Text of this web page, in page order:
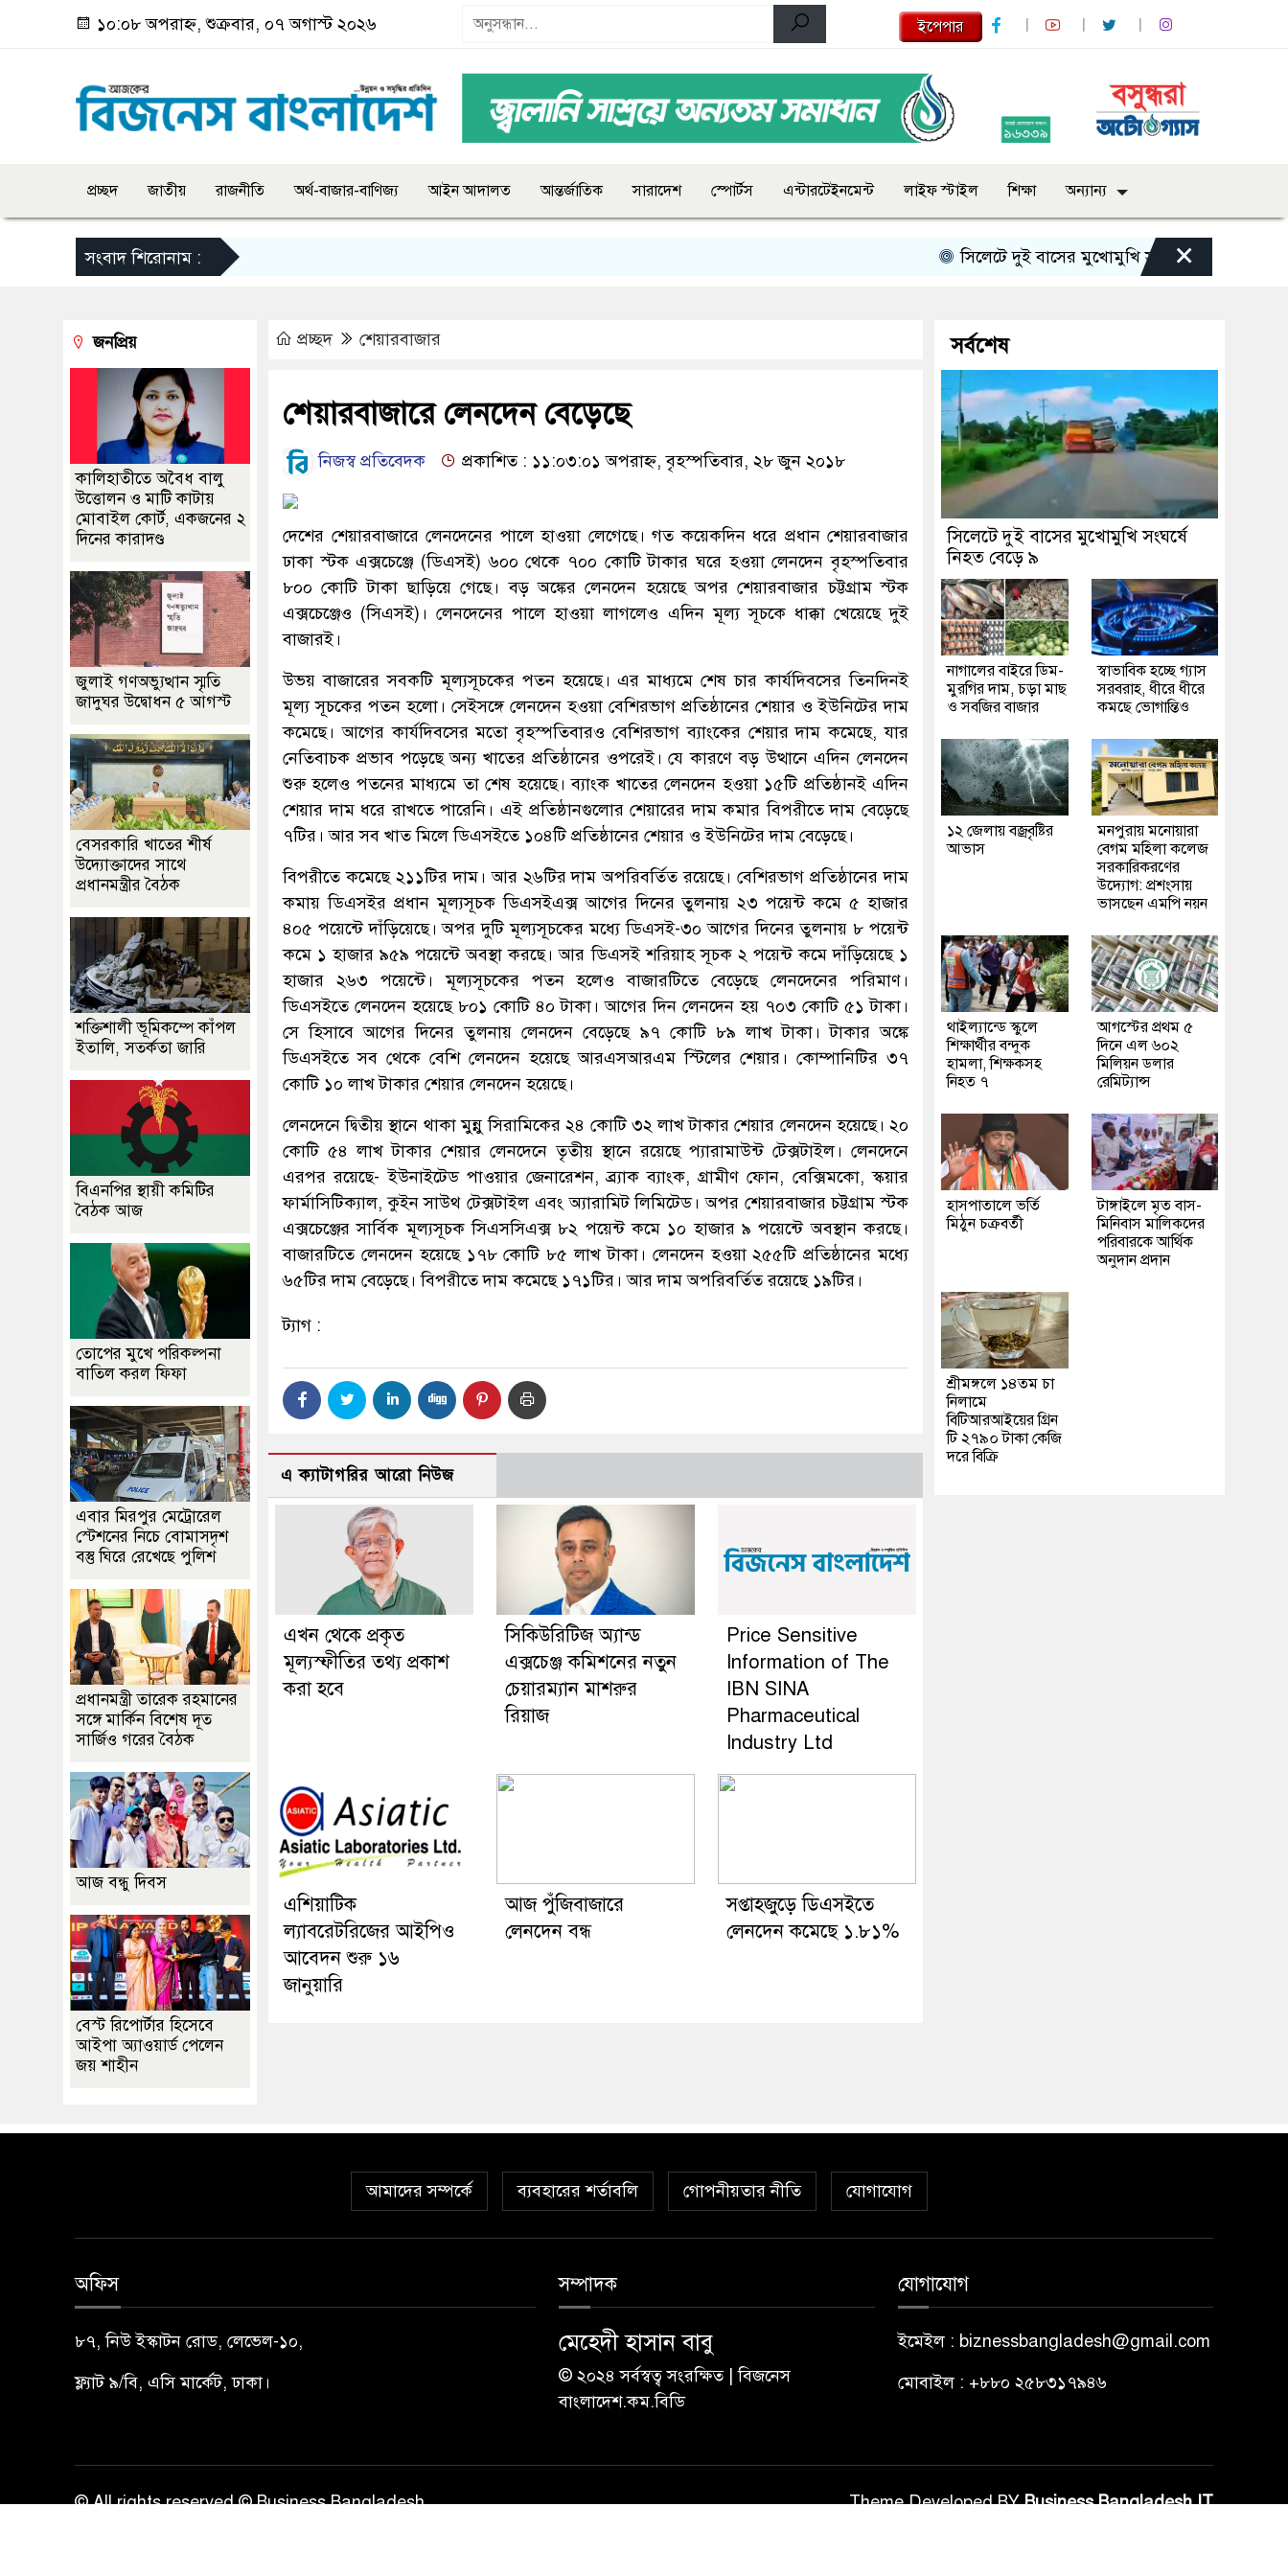
১০:০৮ অপরাহ্ন, শুক্রবার, ০৭ অগাস্ট ২০২৬ ইপেপার
প্রচ্ছদ জাতীয় রাজনীতি অর্থ-বাজার-বাণিজ্য আইন আদালত আন্তর্জাতিক সারাদেশ স্পোর্টস এন্টারটেইনমেন্ট লাইফ স্টাইল শিক্ষা অন্যান্য
সংবাদ শিরোনাম : সিলেটে দুই বাসের মুখোমুখি সংঘর্ষে নিহত বেড়ে ৯
×
প্রচ্ছদ শেয়ারবাজার
শেয়ারবাজারে লেনদেন বেড়েছে
নিজস্ব প্রতিবেদক প্রকাশিত : ১১:০৩:০১ অপরাহ্ন, বৃহস্পতিবার, ২৮ জুন ২০১৮
দেশের শেয়ারবাজারে লেনদেনের পালে হাওয়া লেগেছে। গত কয়েকদিন ধরে প্রধান শেয়ারবাজার
ঢাকা স্টক এক্সচেঞ্জে (ডিএসই) ৬০০ থেকে ৭০০ কোটি টাকার ঘরে হওয়া লেনদেন বৃহস্পতিবার
৮০০ কোটি টাকা ছাড়িয়ে গেছে। বড় অঙ্কের লেনদেন হয়েছে অপর শেয়ারবাজার চট্টগ্রাম স্টক
এক্সচেঞ্জেও (সিএসই)। লেনদেনের পালে হাওয়া লাগলেও এদিন মূল্য সূচকে ধাক্কা খেয়েছে দুই
বাজারই।
উভয় বাজারের সবকটি মূল্যসূচকের পতন হয়েছে। এর মাধ্যমে শেষ চার কার্যদিবসের তিনদিনই
মূল্য সূচকের পতন হলো। সেইসঙ্গে লেনদেন হওয়া বেশিরভাগ প্রতিষ্ঠানের শেয়ার ও ইউনিটের দাম
কমেছে। আগের কার্যদিবসের মতো বৃহস্পতিবারও বেশিরভাগ ব্যাংকের শেয়ার দাম কমেছে, যার
নেতিবাচক প্রভাব পড়েছে অন্য খাতের প্রতিষ্ঠানের ওপরেই। যে কারণে বড় উত্থানে এদিন লেনদেন
শুরু হলেও পতনের মাধ্যমে তা শেষ হয়েছে। ব্যাংক খাতের লেনদেন হওয়া ১৫টি প্রতিষ্ঠানই এদিন
শেয়ার দাম ধরে রাখতে পারেনি। এই প্রতিষ্ঠানগুলোর শেয়ারের দাম কমার বিপরীতে দাম বেড়েছে
৭টির। আর সব খাত মিলে ডিএসইতে ১০৪টি প্রতিষ্ঠানের শেয়ার ও ইউনিটের দাম বেড়েছে।
বিপরীতে কমেছে ২১১টির দাম। আর ২৬টির দাম অপরিবর্তিত রয়েছে। বেশিরভাগ প্রতিষ্ঠানের দাম
কমায় ডিএসইর প্রধান মূল্যসূচক ডিএসইএক্স আগের দিনের তুলনায় ২৩ পয়েন্ট কমে ৫ হাজার
৪০৫ পয়েন্টে দাঁড়িয়েছে। অপর দুটি মূল্যসূচকের মধ্যে ডিএসই-৩০ আগের দিনের তুলনায় ৮ পয়েন্ট
কমে ১ হাজার ৯৫৯ পয়েন্টে অবস্থা করছে। আর ডিএসই শরিয়াহ সূচক ২ পয়েন্ট কমে দাঁড়িয়েছে ১
হাজার ২৬৩ পয়েন্টে। মূল্যসূচকের পতন হলেও বাজারটিতে বেড়েছে লেনদেনের পরিমাণ।
ডিএসইতে লেনদেন হয়েছে ৮০১ কোটি ৪০ টাকা। আগের দিন লেনদেন হয় ৭০৩ কোটি ৫১ টাকা।
সে হিসাবে আগের দিনের তুলনায় লেনদেন বেড়েছে ৯৭ কোটি ৮৯ লাখ টাকা। টাকার অঙ্কে
ডিএসইতে সব থেকে বেশি লেনদেন হয়েছে আরএসআরএম স্টিলের শেয়ার। কোম্পানিটির ৩৭
কোটি ১০ লাখ টাকার শেয়ার লেনদেন হয়েছে।
লেনদেনে দ্বিতীয় স্থানে থাকা মুন্নু সিরামিকের ২৪ কোটি ৩২ লাখ টাকার শেয়ার লেনদেন হয়েছে। ২০
কোটি ৫৪ লাখ টাকার শেয়ার লেনদেনে তৃতীয় স্থানে রয়েছে প্যারামাউন্ট টেক্সটাইল। লেনদেনে
এরপর রয়েছে- ইউনাইটেড পাওয়ার জেনারেশন, ব্র্যাক ব্যাংক, গ্রামীণ ফোন, বেক্সিমকো, স্কয়ার
ফার্মাসিটিক্যাল, কুইন সাউথ টেক্সটাইল এবং অ্যারামিট লিমিটেড। অপর শেয়ারবাজার চট্টগ্রাম স্টক
এক্সচেঞ্জের সার্বিক মূল্যসূচক সিএসসিএক্স ৮২ পয়েন্ট কমে ১০ হাজার ৯ পয়েন্টে অবস্থান করছে।
বাজারটিতে লেনদেন হয়েছে ১৭৮ কোটি ৮৫ লাখ টাকা। লেনদেন হওয়া ২৫৫টি প্রতিষ্ঠানের মধ্যে
৬৫টির দাম বেড়েছে। বিপরীতে দাম কমেছে ১৭১টির। আর দাম অপরিবর্তিত রয়েছে ১৯টির।
ট্যাগ :
এ ক্যাটাগরির আরো নিউজ
এখন থেকে প্রকৃত
মূল্যস্ফীতির তথ্য প্রকাশ
করা হবে
সিকিউরিটিজ অ্যান্ড
এক্সচেঞ্জ কমিশনের নতুন
চেয়ারম্যান মাশরুর
রিয়াজ
Price Sensitive
Information of The
IBN SINA
Pharmaceutical
Industry Ltd
এশিয়াটিক
ল্যাবরেটরিজের আইপিও
আবেদন শুরু ১৬
জানুয়ারি
আজ পুঁজিবাজারে
লেনদেন বন্ধ
সপ্তাহজুড়ে ডিএসইতে
লেনদেন কমেছে ১.৮১%
জনপ্রিয়
কালিহাতীতে অবৈধ বালু
উত্তোলন ও মাটি কাটায়
মোবাইল কোর্ট, একজনের ২
দিনের কারাদণ্ড
জুলাই গণঅভ্যুত্থান স্মৃতি
জাদুঘর উদ্বোধন ৫ আগস্ট
বেসরকারি খাতের শীর্ষ
উদ্যোক্তাদের সাথে
প্রধানমন্ত্রীর বৈঠক
শক্তিশালী ভূমিকম্পে কাঁপল
ইতালি, সতর্কতা জারি
বিএনপির স্থায়ী কমিটির
বৈঠক আজ
তোপের মুখে পরিকল্পনা
বাতিল করল ফিফা
এবার মিরপুর মেট্রোরেল
স্টেশনের নিচে বোমাসদৃশ
বস্তু ঘিরে রেখেছে পুলিশ
প্রধানমন্ত্রী তারেক রহমানের
সঙ্গে মার্কিন বিশেষ দূত
সার্জিও গরের বৈঠক
আজ বন্ধু দিবস
বেস্ট রিপোর্টার হিসেবে
আইপা অ্যাওয়ার্ড পেলেন
জয় শাহীন
সর্বশেষ
সিলেটে দুই বাসের মুখোমুখি সংঘর্ষে
নিহত বেড়ে ৯
নাগালের বাইরে ডিম-
মুরগির দাম, চড়া মাছ
ও সবজির বাজার
স্বাভাবিক হচ্ছে গ্যাস
সরবরাহ, ধীরে ধীরে
কমছে ভোগান্তিও
১২ জেলায় বজ্রবৃষ্টির
আভাস
মনপুরায় মনোয়ারা
বেগম মহিলা কলেজ
সরকারিকরণের
উদ্যোগ: প্রশংসায়
ভাসছেন এমপি নয়ন
থাইল্যান্ডে স্কুলে
শিক্ষার্থীর বন্দুক
হামলা, শিক্ষকসহ
নিহত ৭
আগস্টের প্রথম ৫
দিনে এল ৬০২
মিলিয়ন ডলার
রেমিট্যান্স
হাসপাতালে ভর্তি
মিঠুন চক্রবর্তী
টাঙ্গাইলে মৃত বাস-
মিনিবাস মালিকদের
পরিবারকে আর্থিক
অনুদান প্রদান
শ্রীমঙ্গলে ১৪তম চা
নিলামে
বিটিআরআইয়ের গ্রিন
টি ২৭৯০ টাকা কেজি
দরে বিক্রি
আমাদের সম্পর্কে ব্যবহারের শর্তাবলি গোপনীয়তার নীতি যোগাযোগ
অফিস
৮৭, নিউ ইস্কাটন রোড, লেভেল-১০,
ফ্ল্যাট ৯/বি, এসি মার্কেট, ঢাকা।
সম্পাদক
মেহেদী হাসান বাবু
© ২০২৪ সর্বস্বত্ব সংরক্ষিত | বিজনেস
বাংলাদেশ.কম.বিডি
যোগাযোগ
ইমেইল : biznessbangladesh@gmail.com
মোবাইল : +৮৮০ ২৫৮৩১৭৯৪৬
© All rights reserved © Business Bangladesh Theme Developed BYBusiness Bangladesh IT